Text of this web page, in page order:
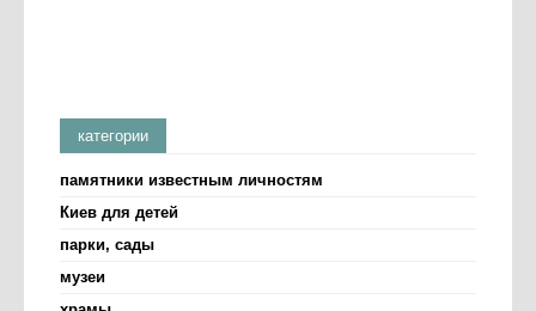
категории
памятники известным личностям
Киев для детей
парки, сады
музеи